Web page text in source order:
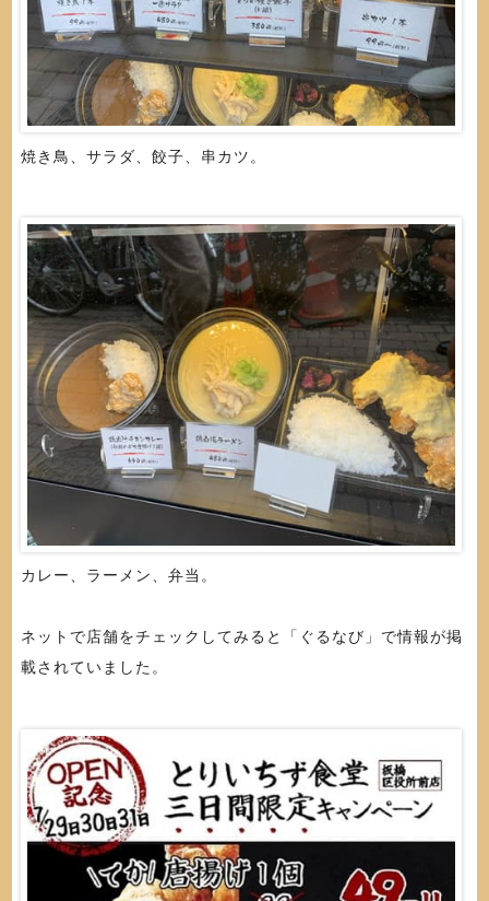
焼き鳥、サラダ、餃子、串カツ。
カレー、ラーメン、弁当。
ネットで店舗をチェックしてみると「ぐるなび」で情報が掲
載されていました。